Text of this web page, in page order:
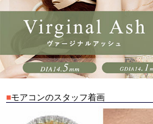
■モアコンのスタッフ着画